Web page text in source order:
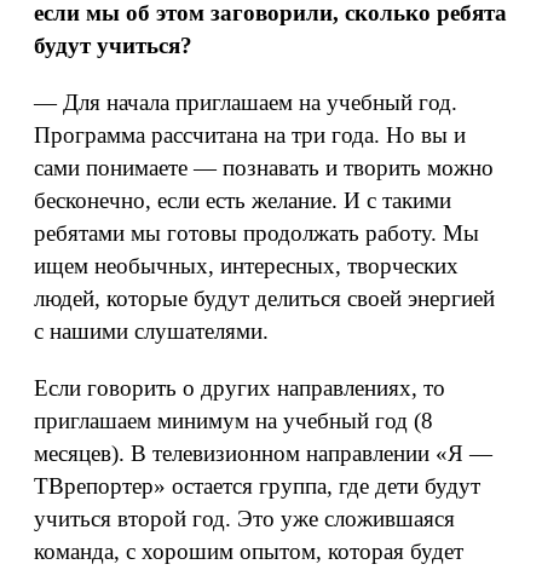
если мы об этом заговорили, сколько ребята
будут учиться?
— Для начала приглашаем на учебный год.
Программа рассчитана на три года. Но вы и
сами понимаете — познавать и творить можно
бесконечно, если есть желание. И с такими
ребятами мы готовы продолжать работу. Мы
ищем необычных, интересных, творческих
людей, которые будут делиться своей энергией
с нашими слушателями.
Если говорить о других направлениях, то
приглашаем минимум на учебный год (8
месяцев). В телевизионном направлении «Я —
ТВрепортер» остается группа, где дети будут
учиться второй год. Это уже сложившаяся
команда, с хорошим опытом, которая будет